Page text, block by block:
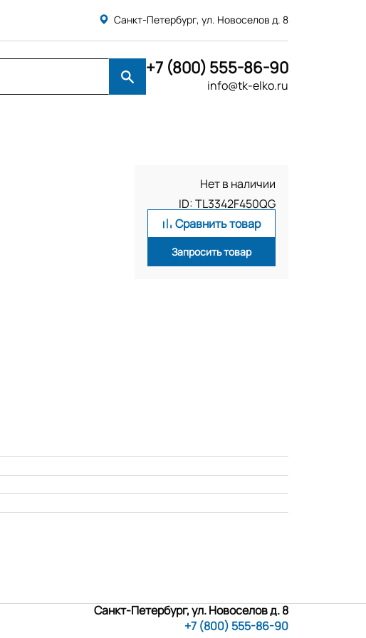
Санкт-Петербург, ул. Новоселов д. 8
+7 (800) 555-86-90
info@tk-elko.ru
Нет в наличии
ID: TL3342F450QG
Сравнить товар
Запросить товар
Санкт-Петербург, ул. Новоселов д. 8
+7 (800) 555-86-90